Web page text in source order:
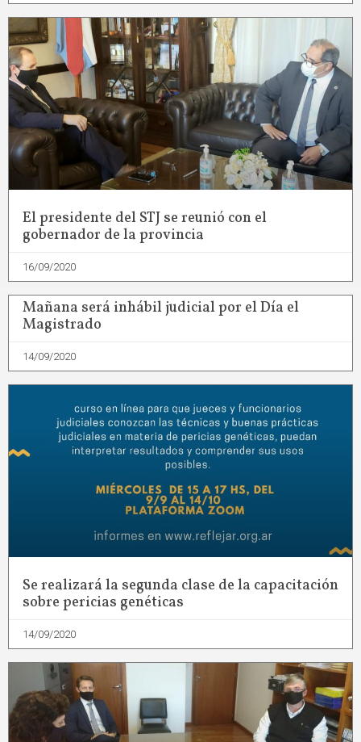
El presidente del STJ se reunió con el
gobernador de la provincia
16/09/2020
Mañana será inhábil judicial por el Día el
Magistrado
14/09/2020
Se realizará la segunda clase de la capacitación
sobre pericias genéticas
14/09/2020